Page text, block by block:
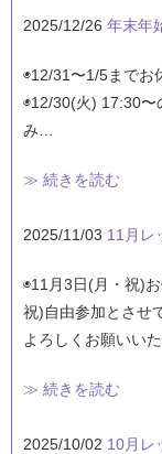
2025/12/26 年末年
◉12/31〜1/5までお
◉12/30(火) 17:30〜
み…
≫ 続きを読む
2025/11/03 11月レ
◉11月3日(月・祝)
祝)自由参加とさせ
よろしくお願いい
≫ 続きを読む
2025/10/02 10月レ